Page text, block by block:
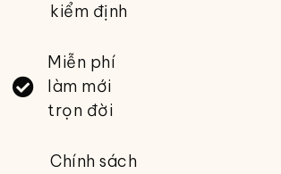
kiểm định
Miễn phí
làm mới
trọn đời
Chính sách